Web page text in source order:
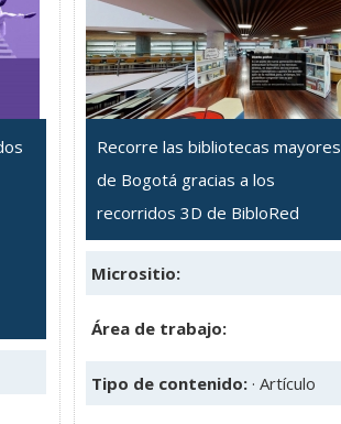
Recorre las bibliotecas mayores
de Bogotá gracias a los
recorridos 3D de BibloRed
Micrositio:
Área de trabajo:
Tipo de contenido: · Artículo